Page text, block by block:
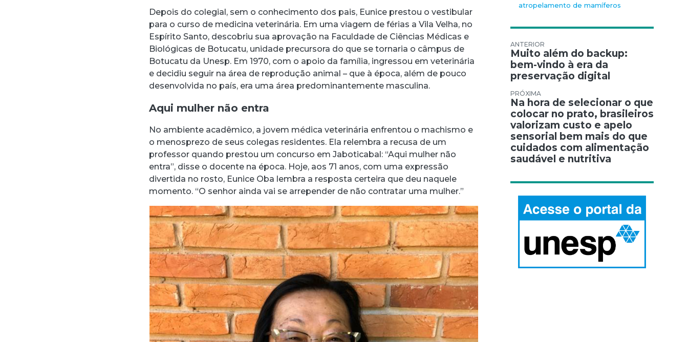
Depois do colegial, sem o conhecimento dos pais, Eunice prestou o vestibular
para o curso de medicina veterinária. Em uma viagem de férias a Vila Velha, no
Espírito Santo, descobriu sua aprovação na Faculdade de Ciências Médicas e
Biológicas de Botucatu, unidade precursora do que se tornaria o câmpus de
Botucatu da Unesp. Em 1970, com o apoio da família, ingressou em veterinária
e decidiu seguir na área de reprodução animal – que à época, além de pouco
desenvolvida no país, era uma área predominantemente masculina.
Aqui mulher não entra
No ambiente acadêmico, a jovem médica veterinária enfrentou o machismo e
o menosprezo de seus colegas residentes. Ela relembra a recusa de um
professor quando prestou um concurso em Jaboticabal: “Aqui mulher não
entra”, disse o docente na época. Hoje, aos 71 anos, com uma expressão
divertida no rosto, Eunice Oba lembra a resposta certeira que deu naquele
momento. “O senhor ainda vai se arrepender de não contratar uma mulher.”
atropelamento de mamíferos
Navegação de Post
Muito além do backup:
bem-vindo à era da
preservação digital
Na hora de selecionar o que
colocar no prato, brasileiros
valorizam custo e apelo
sensorial bem mais do que
cuidados com alimentação
saudável e nutritiva